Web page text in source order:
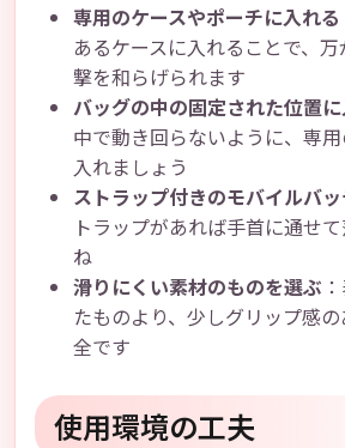
専用のケースやポーチに入れる
あるケースに入れることで、
撃を和らげられます
バッグの中の固定された位置
中で動き回らないように、専
入れましょう
ストラップ付きのモバイルバ
トラップがあれば手首に通せ
ね
滑りにくい素材のものを選ぶ
たものより、少しグリップ感
全です
使用環境の工夫